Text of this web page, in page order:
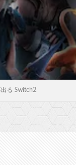
る Switch2